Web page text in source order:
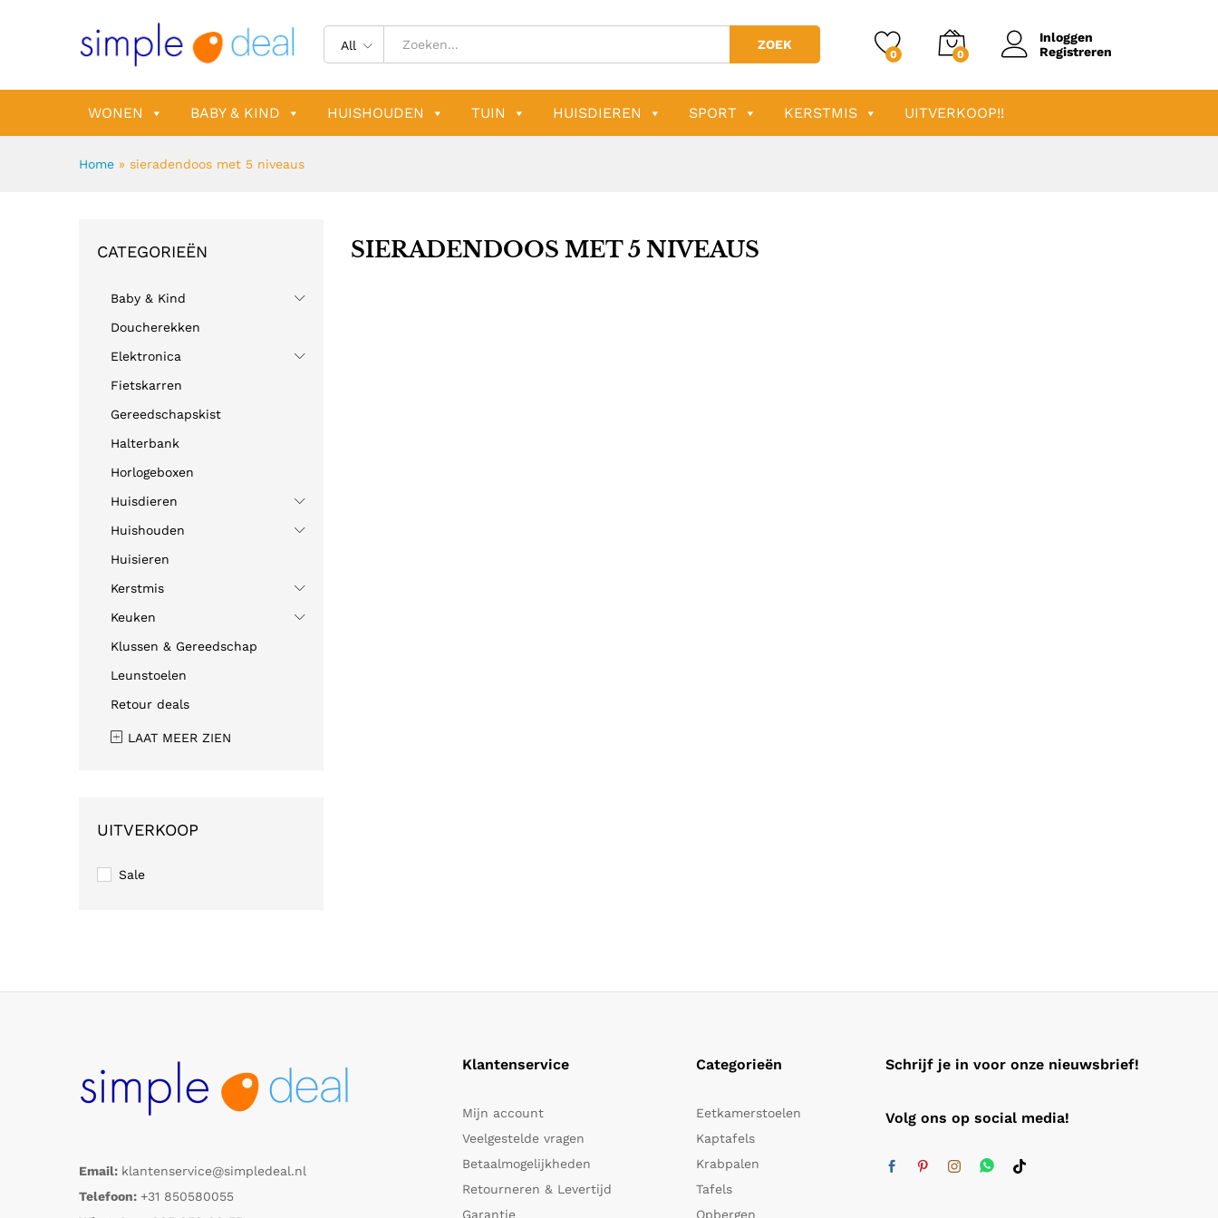
All ZOEK
0 0
Inloggen
Registreren
WONEN BABY & KIND HUISHOUDEN TUIN HUISDIEREN SPORT KERSTMIS UITVERKOOP!!
Home » sieradendoos met 5 niveaus
SIERADENDOOS MET 5 NIVEAUS
CATEGORIEËN
Baby & Kind
Doucherekken
Elektronica
Fietskarren
Gereedschapskist
Halterbank
Horlogeboxen
Huisdieren
Huishouden
Huisieren
Kerstmis
Keuken
Klussen & Gereedschap
Leunstoelen
Retour deals
LAAT MEER ZIEN
UITVERKOOP
Sale
Email: klantenservice@simpledeal.nl
Telefoon: +31 850580055
Klantenservice
Mijn account
Veelgestelde vragen
Betaalmogelijkheden
Retourneren & Levertijd
Garantie
Categorieën
Eetkamerstoelen
Kaptafels
Krabpalen
Tafels
Opbergen
Schrijf je in voor onze nieuwsbrief!
Volg ons op social media!